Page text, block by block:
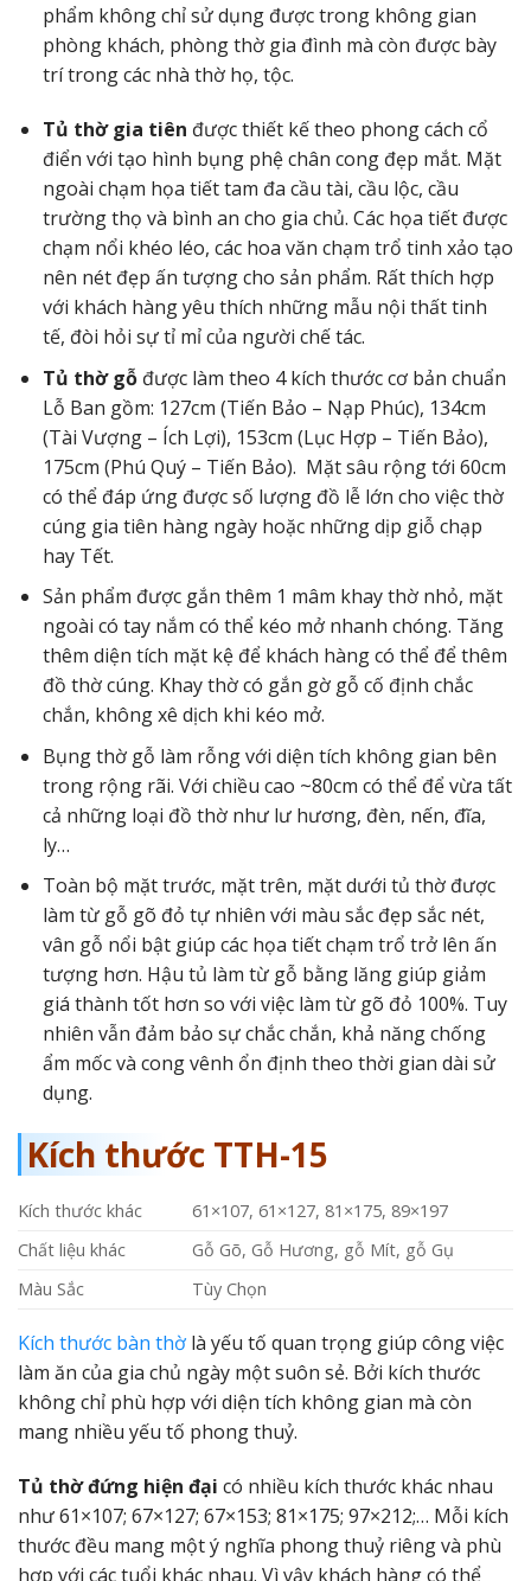
phẩm không chỉ sử dụng được trong không gian
phòng khách, phòng thờ gia đình mà còn được bày
trí trong các nhà thờ họ, tộc.
Tủ thờ gia tiên được thiết kế theo phong cách cổ
điển với tạo hình bụng phệ chân cong đẹp mắt. Mặt
ngoài chạm họa tiết tam đa cầu tài, cầu lộc, cầu
trường thọ và bình an cho gia chủ. Các họa tiết được
chạm nổi khéo léo, các hoa văn chạm trổ tinh xảo tạo
nên nét đẹp ấn tượng cho sản phẩm. Rất thích hợp
với khách hàng yêu thích những mẫu nội thất tinh
tế, đòi hỏi sự tỉ mỉ của người chế tác.
Tủ thờ gỗđược làm theo 4 kích thước cơ bản chuẩn
Lỗ Ban gồm: 127cm (Tiến Bảo – Nạp Phúc), 134cm
(Tài Vượng – Ích Lợi), 153cm (Lục Hợp – Tiến Bảo),
175cm (Phú Quý – Tiến Bảo). Mặt sâu rộng tới 60cm
có thể đáp ứng được số lượng đồ lễ lớn cho việc thờ
cúng gia tiên hàng ngày hoặc những dịp giỗ chạp
hay Tết.
Sản phẩm được gắn thêm 1 mâm khay thờ nhỏ, mặt
ngoài có tay nắm có thể kéo mở nhanh chóng. Tăng
thêm diện tích mặt kệ để khách hàng có thể để thêm
đồ thờ cúng. Khay thờ có gắn gờ gỗ cố định chắc
chắn, không xê dịch khi kéo mở.
Bụng thờ gỗ làm rỗng với diện tích không gian bên
trong rộng rãi. Với chiều cao ~80cm có thể để vừa tất
cả những loại đồ thờ như lư hương, đèn, nến, đĩa,
ly…
Toàn bộ mặt trước, mặt trên, mặt dưới tủ thờ được
làm từ gỗ gõ đỏ tự nhiên với màu sắc đẹp sắc nét,
vân gỗ nổi bật giúp các họa tiết chạm trổ trở lên ấn
tượng hơn. Hậu tủ làm từ gỗ bằng lăng giúp giảm
giá thành tốt hơn so với việc làm từ gõ đỏ 100%. Tuy
nhiên vẫn đảm bảo sự chắc chắn, khả năng chống
ẩm mốc và cong vênh ổn định theo thời gian dài sử
dụng.
Kích thước TTH-15
Kích thước khác
61×107, 61×127, 81×175, 89×197
Chất liệu khác
Gỗ Gõ, Gỗ Hương, gỗ Mít, gỗ Gụ
Màu Sắc
Tùy Chọn
Kích thước bàn thờ là yếu tố quan trọng giúp công việc
làm ăn của gia chủ ngày một suôn sẻ. Bởi kích thước
không chỉ phù hợp với diện tích không gian mà còn
mang nhiều yếu tố phong thuỷ.
Tủ thờ đứng hiện đại có nhiều kích thước khác nhau
như 61×107; 67×127; 67×153; 81×175; 97×212;… Mỗi kích
thước đều mang một ý nghĩa phong thuỷ riêng và phù
hợp với các tuổi khác nhau. Vì vậy khách hàng có thể